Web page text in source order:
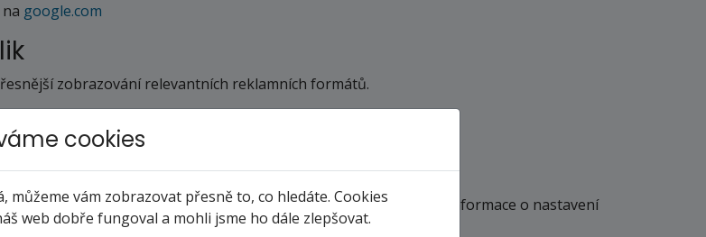
google.com
zobrazování relevantních reklamních formátů.
takovém případě může být funkčnost těchto stránek omezena. Informace o nastavení
prohlížeče.
cookies
můžeme vám zobrazovat přesně to, co hledáte. Cookies
web dobře fungoval a mohli jsme ho dále zlepšovat.